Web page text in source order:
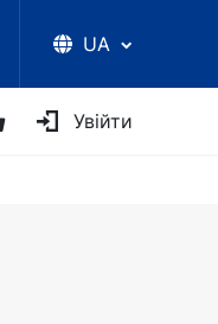
UA
Увійти
ІНШЕ ТВОРЧІ